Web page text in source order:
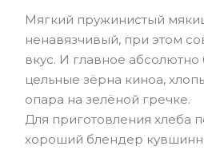
Мягкий пружинистый
ненавязчивый, при этом
вкус. И главное
цельные зёрна киноа,
опара на зелёной гречке.
Для приготовления хлеба
хороший блендер